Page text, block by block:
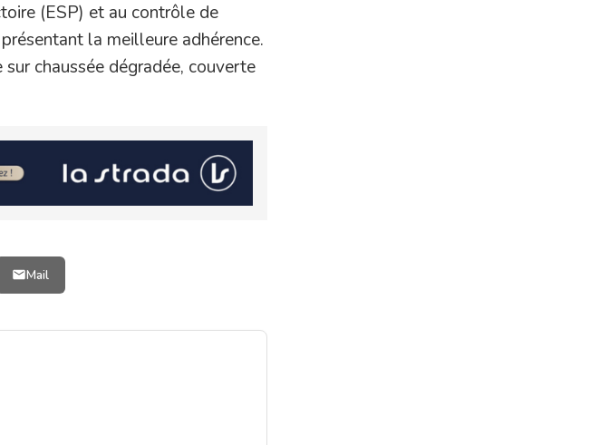
(ESP) et au contrôle de
la meilleure adhérence.
chaussée dégradée, couverte
Mail